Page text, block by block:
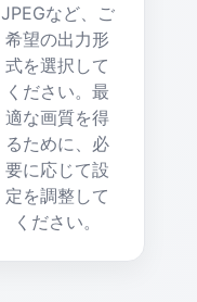
JPEGなど、ご
希望の出力形
式を選択して
ください。最
適な画質を得
るために、必
要に応じて設
定を調整して
ください。